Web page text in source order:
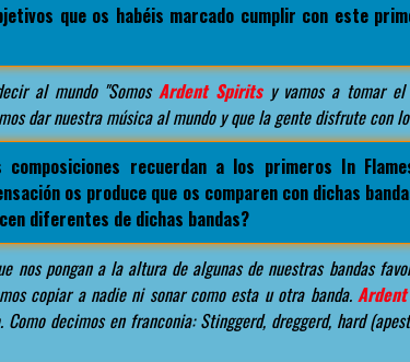
que os habéis marcado cumplir con este
al mundo "SomosArdent Spiritsy vamos a tomar el
dar nuestra música al mundo y que la gente disfrute con
recuerdan a los primeros In
os produce que os comparen con dichas
diferentes de dichas bandas?
nos pongan a la altura de algunas de nuestras bandas
copiar a nadie ni sonar como esta u otra banda.
decimos en franconia: Stinggerd, dreggerd, hard